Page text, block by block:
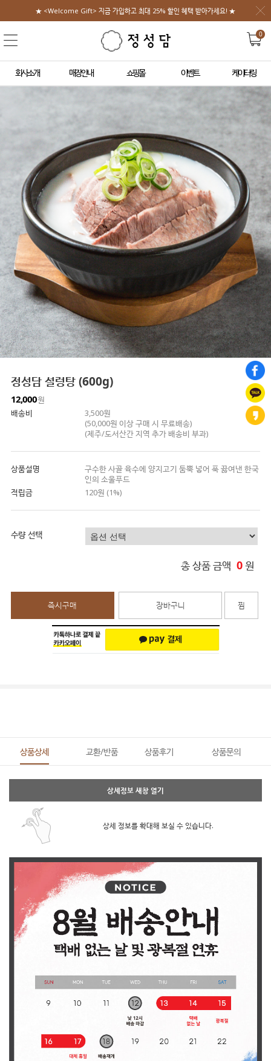
★ <Welcome Gift> 지금 가입하고 최대 25% 할인 혜택 받아가세요! ★
0
회사소개 매장안내 쇼핑몰 이벤트 케이터링
정성담 설렁탕 (600g)
12,000원
배송비
3,500원
(50,000원 이상 구매 시 무료배송)
(제주/도서산간 지역 추가 배송비 부과)
상품설명
구수한 사골 육수에 양지고기 둠뿍 넣어 푹 끓여낸 한국
인의 소울푸드
적립금
120원 (1%)
수량 선택
총 상품 금액 0원
즉시구매 장바구니 찜
상품상세 교환/반품 상품후기 상품문의
상세정보 새창 열기
상세 정보를 확대해 보실 수 있습니다.